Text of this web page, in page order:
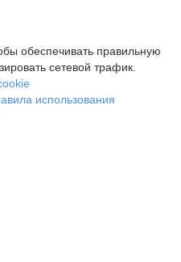
обеспечивать правильную
сетевой трафик.
использования